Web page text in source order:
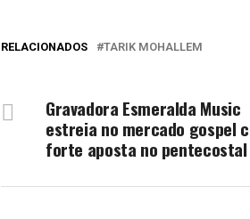
RELACIONADOS TARIK MOHALLEM
Gravadora Esmeralda Music
estreia no mercado gospel
forte aposta no pentecostal